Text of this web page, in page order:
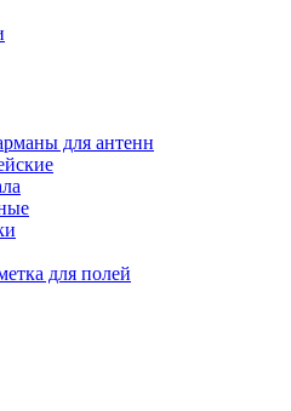
для антенн
для полей